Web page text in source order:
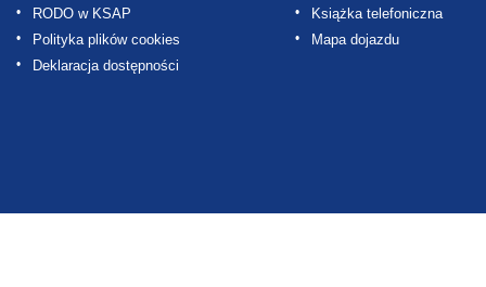
RODO w KSAP
Polityka plików cookies
Deklaracja dostępności
Książka telefoniczna
Mapa dojazdu